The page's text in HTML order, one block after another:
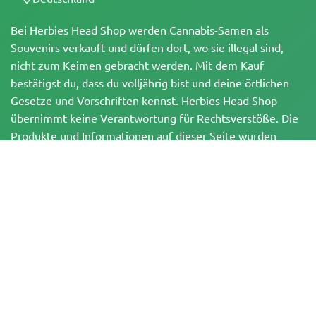
Bei Herbies Head Shop werden Cannabis-Samen als
Souvenirs verkauft und dürfen dort, wo sie illegal sind,
nicht zum Keimen gebracht werden. Mit dem Kauf
bestätigst du, dass du volljährig bist und deine örtlichen
Gesetze und Vorschriften kennst. Herbies Head Shop
übernimmt keine Verantwortung für Rechtsverstöße. Die
Produkte und Informationen auf dieser Seite wurden